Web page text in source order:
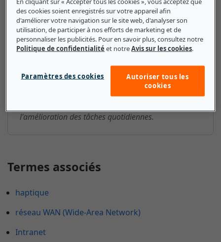
Intranet : ce que les petites et
moyennes entreprises doivent
savoir
telles que le partage d'informations en toute
sécurité, le stockage de fichiers, la création d'un
espace personnalisé pour les employés, la prise en
l'amélioration des tâches quotidiennes.
Termes associés
haptique
réseau WAN (Wide-Area Network)
Intranet
des cookies soient enregistrés sur votre appareil afin
d'améliorer votre navigation sur le site web, d'analyser son
utilisation, de participer à nos efforts de marketing et de
personnaliser les publicités. Pour en savoir plus, consultez notre
Politique de confidentialité et notreAvis sur les cookies.
Paramètres des cookies
Autoriser tous les
cookies